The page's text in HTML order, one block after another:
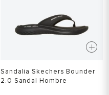
Sandalia Skechers Bounder
2.0 Sandal Hombre